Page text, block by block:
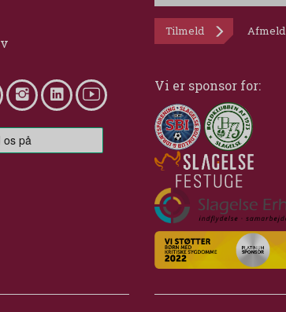
Tilmeld Afmeld
Vi er sponsor for: